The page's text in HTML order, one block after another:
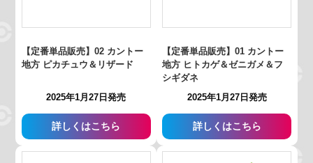
【定番単品販売】02 カントー
地方 ピカチュウ＆リザード
2025年1月27日発売
詳しくはこちら
【定番単品販売】01 カントー
地方 ヒトカゲ＆ゼニガメ＆フ
シギダネ
2025年1月27日発売
詳しくはこちら